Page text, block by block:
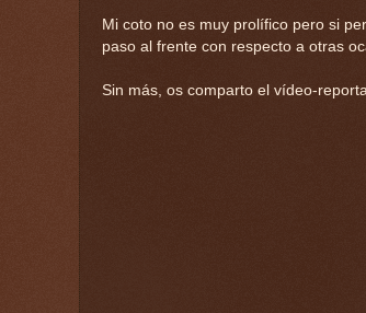
Mi coto no es muy prolífico pero si
paso al frente con respecto a otras
Sin más, os comparto el vídeo-